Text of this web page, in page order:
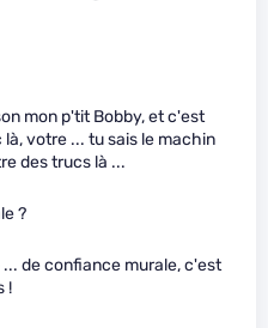
mon p'tit Bobby, et c'est
votre ... tu sais le machin
des trucs là ...
?
de confiance murale, c'est
!